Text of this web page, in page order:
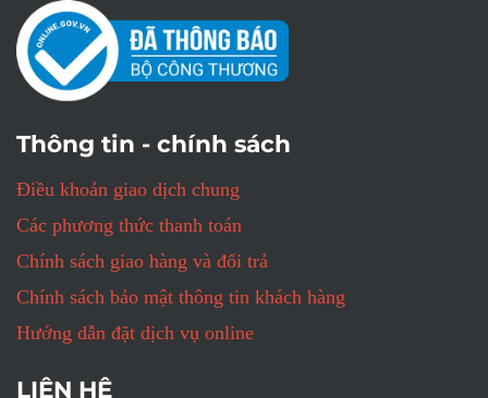
Thông tin - chính sách
Điều khoản giao dịch chung
Các phương thức thanh toán
Chính sách giao hàng và đổi trả
Chính sách bảo mật thông tin khách hàng
Hướng dẫn đặt dịch vụ online
LIÊN HỆ